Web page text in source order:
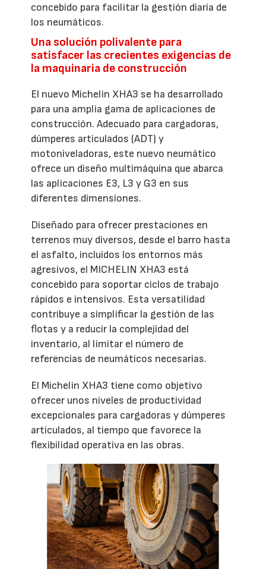
concebido para facilitar la gestión diaria de
los neumáticos.
Una solución polivalente para
satisfacer las crecientes exigencias de
la maquinaria de construcción
El nuevo Michelin XHA3 se ha desarrollado
para una amplia gama de aplicaciones de
construcción. Adecuado para cargadoras,
dúmperes articulados (ADT) y
motoniveladoras, este nuevo neumático
ofrece un diseño multimáquina que abarca
las aplicaciones E3, L3 y G3 en sus
diferentes dimensiones.
Diseñado para ofrecer prestaciones en
terrenos muy diversos, desde el barro hasta
el asfalto, incluidos los entornos más
agresivos, el MICHELIN XHA3 está
concebido para soportar ciclos de trabajo
rápidos e intensivos. Esta versatilidad
contribuye a simplificar la gestión de las
flotas y a reducir la complejidad del
inventario, al limitar el número de
referencias de neumáticos necesarias.
El Michelin XHA3 tiene como objetivo
ofrecer unos niveles de productividad
excepcionales para cargadoras y dúmperes
articulados, al tiempo que favorece la
flexibilidad operativa en las obras.